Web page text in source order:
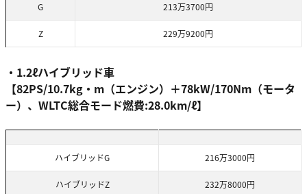
G 213万3700円
Z 229万9200円
・1.2ℓハイブリッド車
【82PS/10.7kg・m（エンジン）＋78kW/170Nm（モータ
ー）、WLTC総合モード燃費:28.0km/ℓ】
ハイブリッドG 216万3000円
ハイブリッドZ 232万8000円